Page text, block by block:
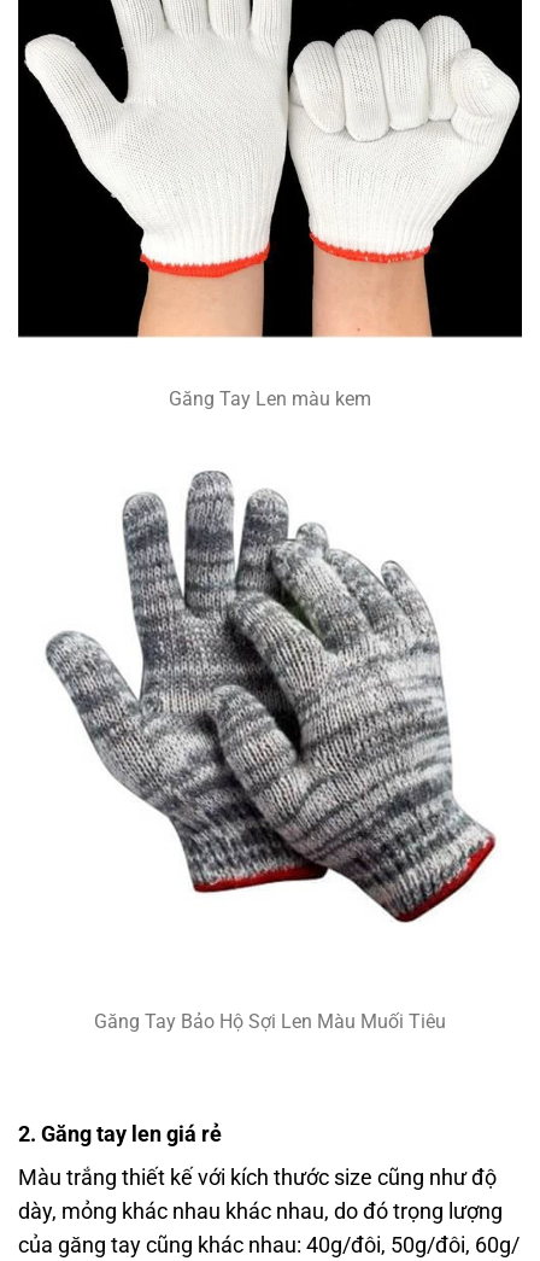
Găng Tay Len màu kem
Găng Tay Bảo Hộ Sợi Len Màu Muối Tiêu
2. Găng tay len giá rẻ
Màu trắng thiết kế với kích thước size cũng như độ
dày, mỏng khác nhau khác nhau, do đó trọng lượng
của găng tay cũng khác nhau: 40g/đôi, 50g/đôi, 60g/